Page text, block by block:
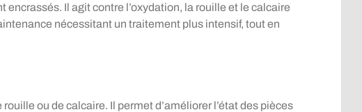
Il agit contre l’oxydation, la rouille et le calcaire
nécessitant un traitement plus intensif, tout en
ou de calcaire. Il permet d’améliorer l’état des pièces